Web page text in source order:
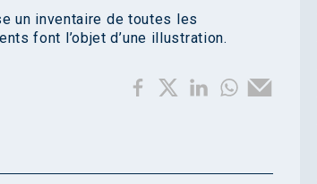
un inventaire de toutes les
font l’objet d’une illustration.